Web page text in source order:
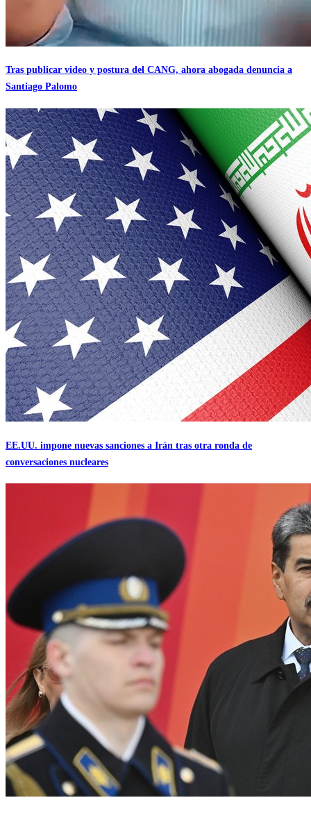
Tras publicar video y postura del CANG, ahora abogada denuncia a
Santiago Palomo
EE.UU. impone nuevas sanciones a Irán tras otra ronda de
conversaciones nucleares